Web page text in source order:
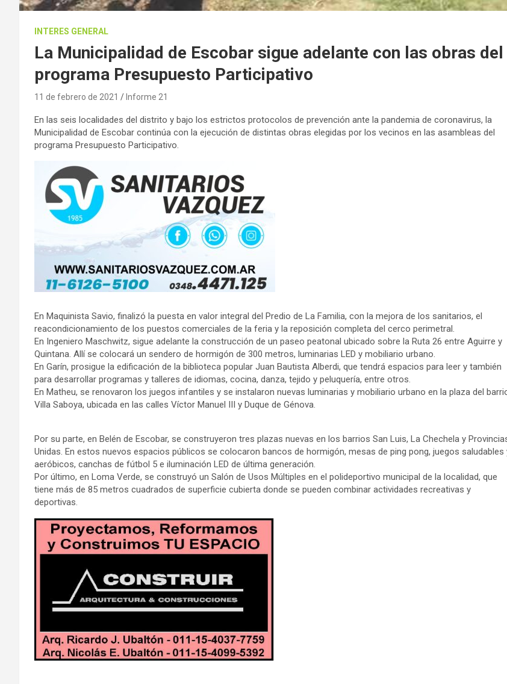
INTERES GENERAL
La Municipalidad de Escobar sigue adelante con las obras del
programa Presupuesto Participativo
11 de febrero de 2021 Informe 21
En las seis localidades del distrito y bajo los estrictos protocolos de prevención ante la pandemia de coronavirus, la
Municipalidad de Escobar continúa con la ejecución de distintas obras elegidas por los vecinos en las asambleas del
programa Presupuesto Participativo.
En Maquinista Savio, finalizó la puesta en valor integral del Predio de La Familia, con la mejora de los sanitarios, el
reacondicionamiento de los puestos comerciales de la feria y la reposición completa del cerco perimetral.
En Ingeniero Maschwitz, sigue adelante la construcción de un paseo peatonal ubicado sobre la Ruta 26 entre Aguirre y
Quintana. Allí se colocará un sendero de hormigón de 300 metros, luminarias LED y mobiliario urbano.
En Garín, prosigue la edificación de la biblioteca popular Juan Bautista Alberdi, que tendrá espacios para leer y también
para desarrollar programas y talleres de idiomas, cocina, danza, tejido y peluquería, entre otros.
En Matheu, se renovaron los juegos infantiles y se instalaron nuevas luminarias y mobiliario urbano en la plaza del
Villa Saboya, ubicada en las calles Víctor Manuel III y Duque de Génova.
Por su parte, en Belén de Escobar, se construyeron tres plazas nuevas en los barrios San Luis, La Chechela y
Unidas. En estos nuevos espacios públicos se colocaron bancos de hormigón, mesas de ping pong, juegos saludables
aeróbicos, canchas de fútbol 5 e iluminación LED de última generación.
Por último, en Loma Verde, se construyó un Salón de Usos Múltiples en el polideportivo municipal de la localidad, que
tiene más de 85 metros cuadrados de superficie cubierta donde se pueden combinar actividades recreativas y
deportivas.